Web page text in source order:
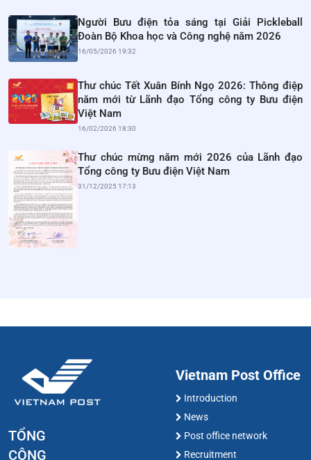
Người Bưu điện tỏa sáng tại Giải Pickleball
Đoàn Bộ Khoa học và Công nghệ năm 2026
16/05/2026 19:32
Thư chúc Tết Xuân Bính Ngọ 2026: Thông điệp
năm mới từ Lãnh đạo Tổng công ty Bưu điện
Việt Nam
16/02/2026 18:30
Thư chúc mừng năm mới 2026 của Lãnh đạo
Tổng công ty Bưu điện Việt Nam
31/12/2025 17:13
TỔNG
CÔNG
Vietnam Post Office
Introduction
News
Post office network
Recruitment